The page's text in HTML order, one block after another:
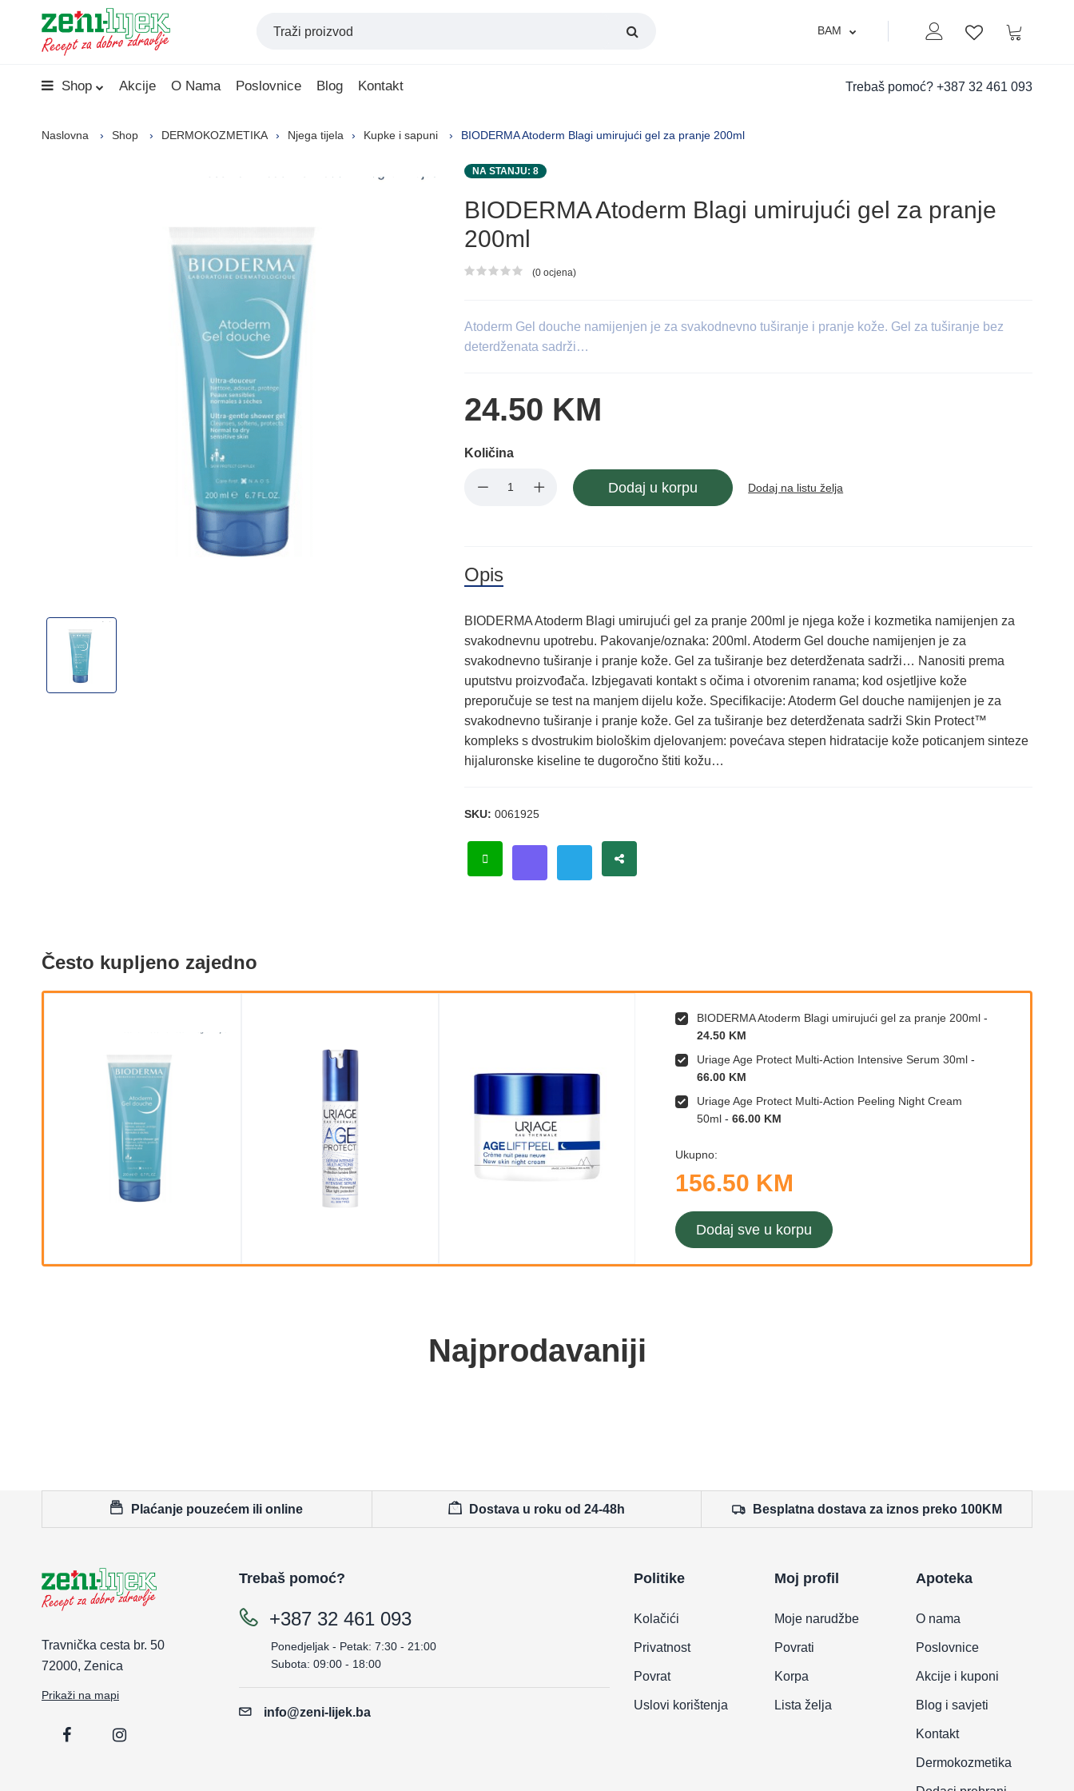
Moj nalogLista zelja
Korpa
BAM
Shop Akcije O Nama Poslovnice Blog Kontakt Trebaš pomoć? +387 32 461 093
Naslovna Shop DERMOKOZMETIKA Njega tijela Kupke i sapuni BIODERMA Atoderm Blagi umirujući gel za pranje 200ml
NA STANJU: 8
BIODERMA Atoderm Blagi umirujući gel za pranje
200ml
Ocjena proizvoda
(0 ocjena)
Atoderm Gel douche namijenjen je za svakodnevno tuširanje i pranje kože. Gel za tuširanje bez
deterdženata sadrži…
24.50 KM
Količina
Dodaj u korpu Dodaj na listu želja
Opis
BIODERMA Atoderm Blagi umirujući gel za pranje 200ml je njega kože i kozmetika namijenjen za
svakodnevnu upotrebu. Pakovanje/oznaka: 200ml. Atoderm Gel douche namijenjen je za
svakodnevno tuširanje i pranje kože. Gel za tuširanje bez deterdženata sadrži… Nanositi prema
uputstvu proizvođača. Izbjegavati kontakt s očima i otvorenim ranama; kod osjetljive kože
preporučuje se test na manjem dijelu kože. Specifikacije: Atoderm Gel douche namijenjen je za
svakodnevno tuširanje i pranje kože. Gel za tuširanje bez deterdženata sadrži Skin Protect™
kompleks s dvostrukim biološkim djelovanjem: povećava stepen hidratacije kože poticanjem sinteze
hijaluronske kiseline te dugoročno štiti kožu…
SKU:0061925
Često kupljeno zajedno
BIODERMA Atoderm Blagi umirujući gel za pranje 200ml -
24.50 KM
Uriage Age Protect Multi-Action Intensive Serum 30ml -
66.00 KM
Uriage Age Protect Multi-Action Peeling Night Cream
50ml -66.00 KM
Ukupno:
156.50 KM
Dodaj sve u korpu
Najprodavaniji
Plaćanje pouzećem ili online Dostava u roku od 24-48h Besplatna dostava za iznos preko 100KM
Travnička cesta br. 50
72000, Zenica
Prikaži na mapi
Trebaš pomoć?
+387 32 461 093
Ponedjeljak - Petak: 7:30 - 21:00
Subota: 09:00 - 18:00
info@zeni-lijek.ba
Politike
Kolačići
Privatnost
Povrat
Uslovi korištenja
Moj profil
Moje narudžbe
Povrati
Korpa
Lista želja
Apoteka
O nama
Poslovnice
Akcije i kuponi
Blog i savjeti
Kontakt
Dermokozmetika